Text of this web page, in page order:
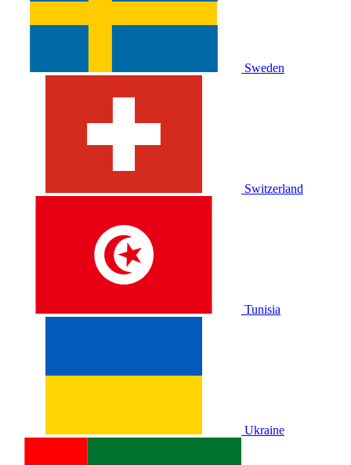
Sweden
Switzerland
Tunisia
Ukraine